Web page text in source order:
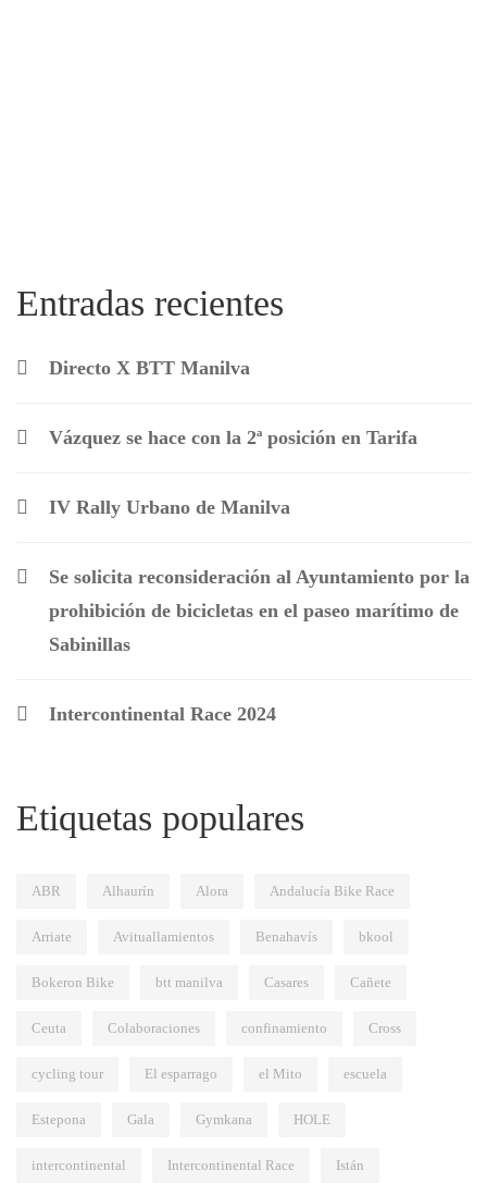
Entradas recientes
Directo X BTT Manilva
Vázquez se hace con la 2ª posición en Tarifa
IV Rally Urbano de Manilva
Se solicita reconsideración al Ayuntamiento por la
prohibición de bicicletas en el paseo marítimo de
Sabinillas
Intercontinental Race 2024
Etiquetas populares
ABR Alhaurín Alora Andalucía Bike Race
Arriate Avituallamientos Benahavís bkool
Bokeron Bike btt manilva Casares Cañete
Ceuta Colaboraciones confinamiento Cross
cycling tour El esparrago el Mito escuela
Estepona Gala Gymkana HOLE
intercontinental Intercontinental Race Istán